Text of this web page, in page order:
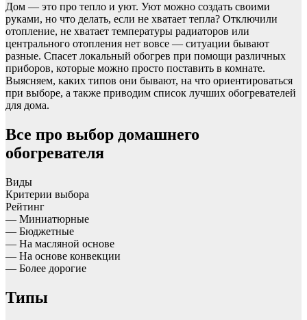
Дом — это про тепло и уют. Уют можно создать своими
руками, но что делать, если не хватает тепла? Отключили
отопление, не хватает температуры радиаторов или
центрального отопления нет вовсе — ситуации бывают
разные. Спасет локальный обогрев при помощи различных
приборов, которые можно просто поставить в комнате.
Выясняем, каких типов они бывают, на что ориентироваться
при выборе, а также приводим список лучших обогревателей
для дома.
Все про выбор домашнего
обогревателя
Виды
Критерии выбора
Рейтинг
— Миниатюрные
— Бюджетные
— На масляной основе
— На основе конвекции
— Более дорогие
Типы